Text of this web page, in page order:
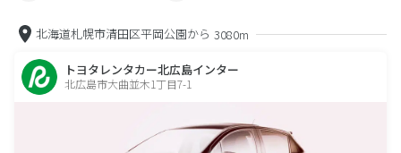
北海道札幌市清田区平岡公園から 3080m
トヨタレンタカー北広島インター
北広島市大曲並木1丁目7-1